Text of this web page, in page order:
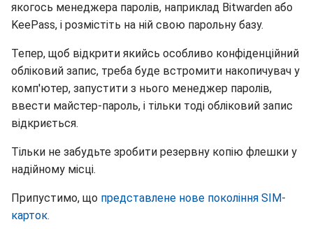
якогось менеджера паролів, наприклад Bitwarden або
KeePass, і розмістіть на ній свою парольну базу.
Тепер, щоб відкрити якийсь особливо конфіденційний
обліковий запис, треба буде встромити накопичувач у
комп'ютер, запустити з нього менеджер паролів,
ввести майстер-пароль, і тільки тоді обліковий запис
відкриється.
Тільки не забудьте зробити резервну копію флешки у
надійному місці.
Припустимо, що представлене нове покоління SIM-
карток.